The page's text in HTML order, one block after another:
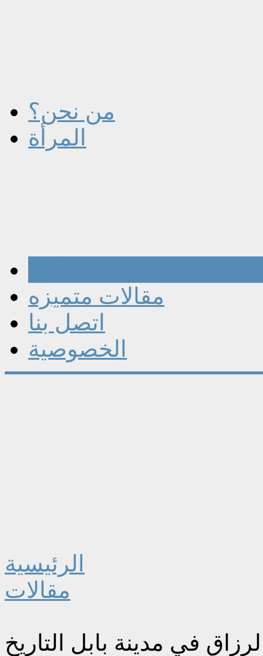
من نحن؟
المرأة
مقالات متميزه
اتصل بنا
الخصوصية
الرئيسية
مقالات
في مدينة بابل التاريخ